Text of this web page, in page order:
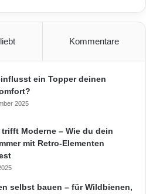
Insbesondere komplexe
oder
Fachleuten überlassen
und langfristige
Um diese
überwinden, ist es
Abgleich zwischen den
und den Anforderungen
vorzunehmen. Ein
Kommentare
ein Topper deinen
2025
Moderne – Wie du dein
mit Retro-Elementen
selbst bauen – für Wildbienen,